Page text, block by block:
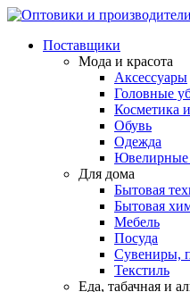
Поставщики
Мода и красота
Аксессуары
Головные
Косметика
Обувь
Одежда
Ювелирные
Для дома
Бытовая
Бытовая
Мебель
Посуда
Сувениры,
Текстиль
Еда, табачная и